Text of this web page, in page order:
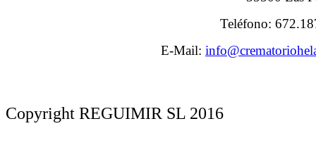
Teléfono:
E-Mail:
Copyright REGUIMIR SL 2016